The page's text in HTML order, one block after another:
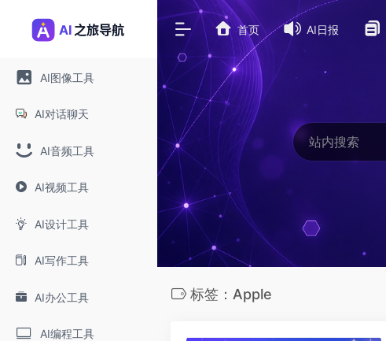
AI图像工具
AI对话聊天
AI音频工具
AI视频工具
AI设计工具
AI写作工具
AI办公工具
AI编程工具
首页 AI日报
标签：Apple